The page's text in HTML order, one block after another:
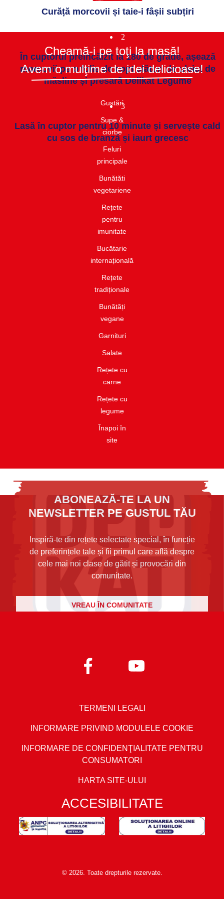
Curăță morcovii și taie-i fâșii subțiri
2
În cuptorul preîncălzit la 180 de grade, așează
morcovii pe o folie de copt alături de uleiul de
măsline și presară Delikat Legume
3
Lasă în cuptor pentru 10 minute și servește cald
cu sos de branză și iaurt grecesc
Cheamă-i pe toţi la masă!
Avem o mulţime de idei delicioase!
Gustări​
Supe &
ciorbe​
Feluri
principale
Bunătăti
vegetariene
Rețete
pentru
imunitate​
Bucătarie
internațională​
Rețete
tradiționale
Bunătăți
vegane
Garnituri​
Salate​
Rețete cu
carne​
Rețete cu
legume
Înapoi în
site
ABONEAZĂ-TE LA UN
NEWSLETTER PE GUSTUL TĂU
Inspiră-te din rețete selectate special, în funcție
de preferințele tale și fii primul care află despre
cele mai noi clase de gătit și provocări din
comunitate.
VREAU ÎN COMUNITATE
TERMENI LEGALI
INFORMARE PRIVIND MODULELE COOKIE
INFORMARE DE CONFIDENŢIALITATE PENTRU
CONSUMATORI
HARTA SITE-ULUI
ACCESIBILITATE
© 2026. Toate drepturile rezervate.